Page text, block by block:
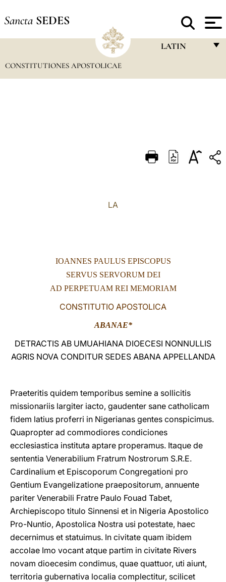
Sancta SEDES
LATIN
DEUTSCH
CONSTITUTIONES APOSTOLICAE
LA
IOANNES PAULUS EPISCOPUS
SERVUS SERVORUM DEI
AD PERPETUAM REI MEMORIAM
CONSTITUTIO APOSTOLICA
ABANAE*
DETRACTIS AB UMUAHIANA DIOECESI NONNULLIS
AGRIS NOVA CONDITUR SEDES ABANA APPELLANDA
Praeteritis quidem temporibus semine a sollicitis
missionariis largiter iacto, gaudenter sane catholicam
fidem latius proferri in Nigerianas gentes conspicimus.
Quapropter ad commodiores condiciones
ecclesiastica instituta aptare properamus. Itaque de
sententia Venerabilium Fratrum Nostrorum S.R.E.
Cardinalium et Episcoporum Congregationi pro
Gentium Evangelizatione praepositorum, annuente
pariter Venerabili Fratre Paulo Fouad Tabet,
Archiepiscopo titulo Sinnensi et in Nigeria Apostolico
Pro-Nuntio, Apostolica Nostra usi potestate, haec
decernimus et statuimus. In civitate quam ibidem
accolae Imo vocant atque partim in civitate Rivers
novam dioecesim condimus, quae quattuor, uti aiunt,
territoria gubernativa localia complectitur, scilicet